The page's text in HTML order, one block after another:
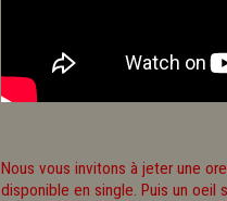
Nous vous invitons à jeter une
disponible en single. Puis un oeil